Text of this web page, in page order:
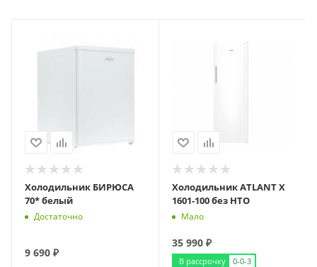
Холодильник БИРЮСА
70* белый
Достаточно
9 690 ₽
Холодильник ATLANT Х
1601-100 без НТО
Мало
35 990 ₽
В рассрочку 0-0-3